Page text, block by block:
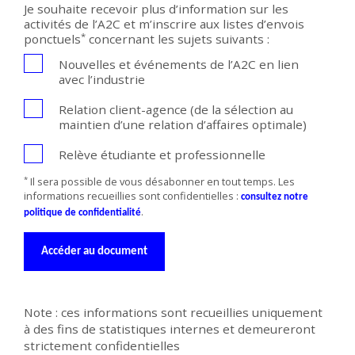
Je souhaite recevoir plus d’information sur les
activités de l’A2C et m’inscrire aux listes d’envois
ponctuels* concernant les sujets suivants :
Nouvelles et événements de l’A2C en lien
avec l’industrie
Relation client-agence (de la sélection au
maintien d’une relation d’affaires optimale)
Relève étudiante et professionnelle
* Il sera possible de vous désabonner en tout temps. Les
informations recueillies sont confidentielles : consultez notre
politique de confidentialité.
Accéder au document
Note : ces informations sont recueillies uniquement
à des fins de statistiques internes et demeureront
strictement confidentielles